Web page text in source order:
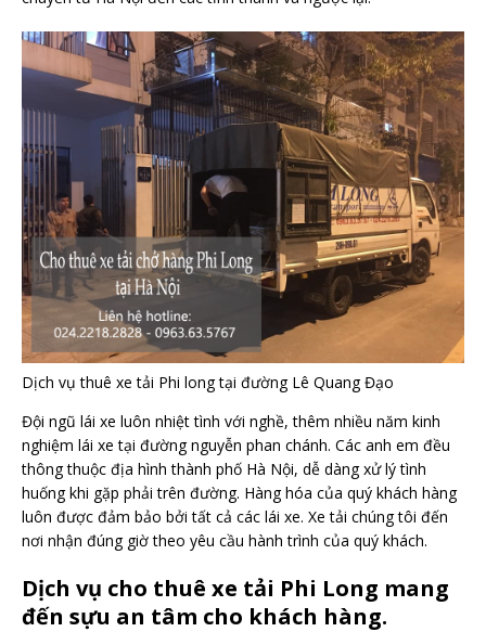
Dịch vụ thuê xe tải Phi long tại đường Lê Quang Đạo
Đội ngũ lái xe luôn nhiệt tình với nghề, thêm nhiều năm kinh
nghiệm lái xe tại đường nguyễn phan chánh. Các anh em đều
thông thuộc địa hình thành phố Hà Nội, dễ dàng xử lý tình
huống khi gặp phải trên đường. Hàng hóa của quý khách hàng
luôn được đảm bảo bởi tất cả các lái xe. Xe tải chúng tôi đến
nơi nhận đúng giờ theo yêu cầu hành trình của quý khách.
Dịch vụ cho thuê xe tải Phi Long mang
đến sựu an tâm cho khách hàng.